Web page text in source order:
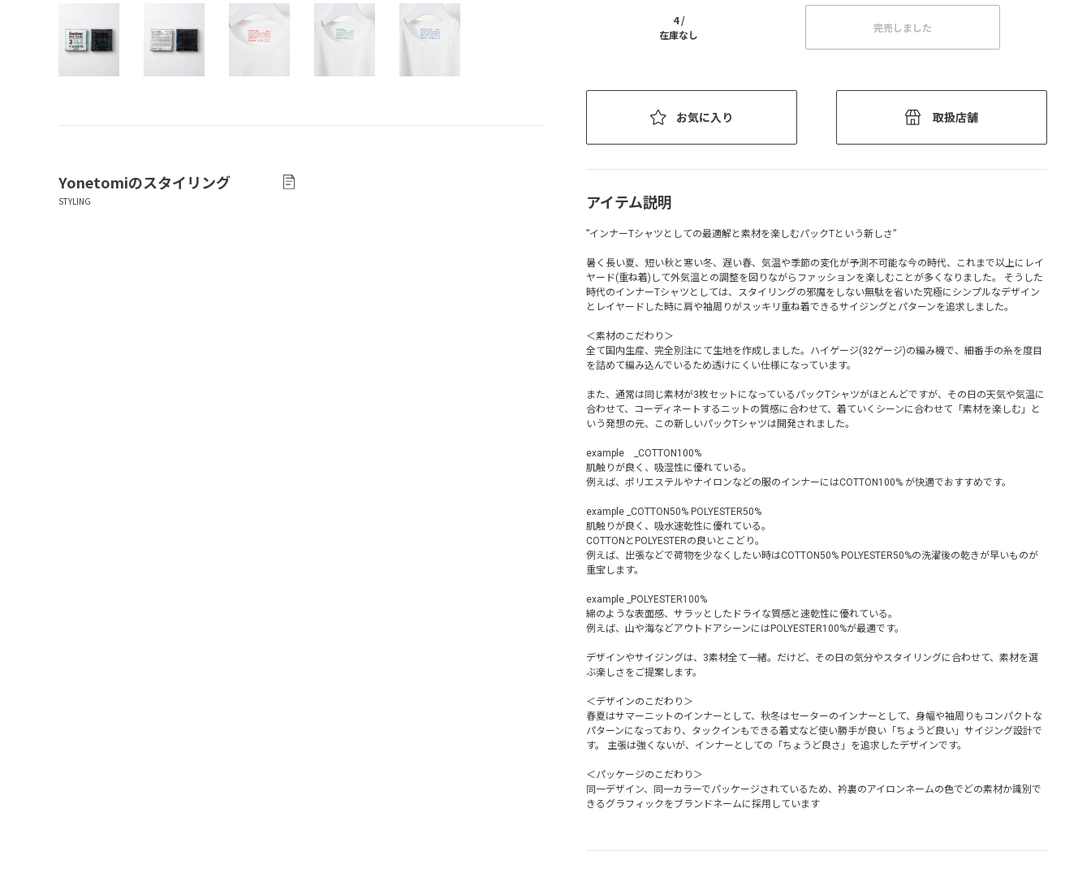
Yonetomiのスタイリング
4 /
在庫なし
完売しました
お気に入り 取扱店舗
アイテム説明
”インナーTシャツとしての最適解と素材を楽しむパックTという新しさ”
暑く長い夏、短い秋と寒い冬、遅い春、気温や季節の変化が予測不可能な今の時代、これまで以上にレイ
ヤード(重ね着)して外気温との調整を図りながらファッションを楽しむことが多くなりました。 そうした
時代のインナーTシャツとしては、スタイリングの邪魔をしない無駄を省いた究極にシンプルなデザイン
とレイヤードした時に肩や袖周りがスッキリ重ね着できるサイジングとパターンを追求しました。
＜素材のこだわり＞
全て国内生産、完全別注にて生地を作成しました。ハイゲージ(32ゲージ)の編み機で、細番手の糸を度目
を詰めて編み込んでいるため透けにくい仕様になっています。
また、通常は同じ素材が3枚セットになっているパックTシャツがほとんどですが、その日の天気や気温に
合わせて、コーディネートするニットの質感に合わせて、着ていくシーンに合わせて「素材を楽しむ」と
いう発想の元、この新しいパックTシャツは開発されました。
example _COTTON100%
肌触りが良く、吸湿性に優れている。
例えば、ポリエステルやナイロンなどの服のインナーにはCOTTON100% が快適でおすすめです。
example _COTTON50% POLYESTER50%
肌触りが良く、吸水速乾性に優れている。
COTTONとPOLYESTERの良いとこどり。
例えば、出張などで荷物を少なくしたい時はCOTTON50% POLYESTER50%の洗濯後の乾きが早いものが
重宝します。
example _POLYESTER100%
綿のような表面感、サラッとしたドライな質感と速乾性に優れている。
例えば、山や海などアウトドアシーンにはPOLYESTER100%が最適です。
デザインやサイジングは、3素材全て一緒。だけど、その日の気分やスタイリングに合わせて、素材を選
ぶ楽しさをご提案します。
＜デザインのこだわり＞
春夏はサマーニットのインナーとして、秋冬はセーターのインナーとして、身幅や袖周りもコンパクトな
パターンになっており、タックインもできる着丈など使い勝手が良い「ちょうど良い」サイジング設計で
す。 主張は強くないが、インナーとしての「ちょうど良さ」を追求したデザインです。
＜パッケージのこだわり＞
同一デザイン、同一カラーでパッケージされているため、衿裏のアイロンネームの色でどの素材か識別で
きるグラフィックをブランドネームに採用しています